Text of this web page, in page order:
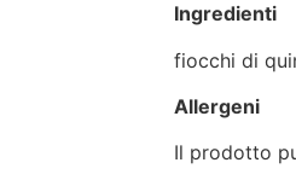
Ingredienti
fiocchi di
Allergeni
Il prodotto